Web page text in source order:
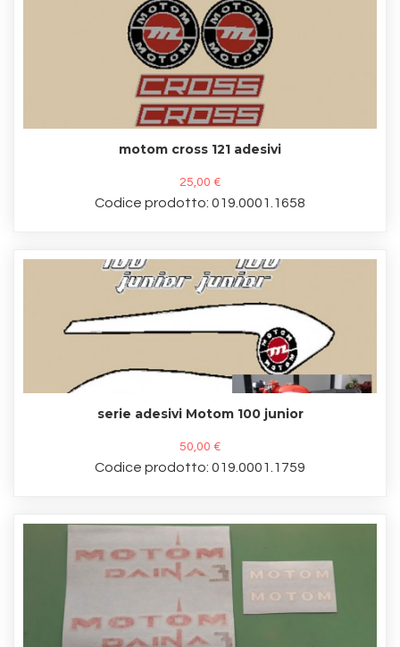
motom cross 121 adesivi
25,00 €
Codice prodotto: 019.0001.1658
serie adesivi Motom 100 junior
50,00 €
Codice prodotto: 019.0001.1759